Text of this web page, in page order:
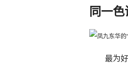
同一
最为